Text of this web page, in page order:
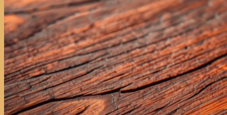
Jual Kayu Lokal Murah
Jual Kayu Tembalun
Jual Palet Kayu
Jual Kayu Kamper Medan
Jual Triplek
Jasa Pasang Lantai Kayu
Jual Kayu Kamper Samarinda
Blog
Kontak
Hubungi